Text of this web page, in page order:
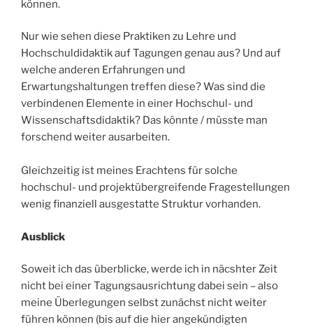
können.
Nur wie sehen diese Praktiken zu Lehre und
Hochschuldidaktik auf Tagungen genau aus? Und auf
welche anderen Erfahrungen und
Erwartungshaltungen treffen diese? Was sind die
verbindenen Elemente in einer Hochschul- und
Wissenschaftsdidaktik? Das könnte / müsste man
forschend weiter ausarbeiten.
Gleichzeitig ist meines Erachtens für solche
hochschul- und projektübergreifende Fragestellungen
wenig finanziell ausgestatte Struktur vorhanden.
Ausblick
Soweit ich das überblicke, werde ich in näcshter Zeit
nicht bei einer Tagungsausrichtung dabei sein – also
meine Überlegungen selbst zunächst nicht weiter
führen können (bis auf die hier angekündigten